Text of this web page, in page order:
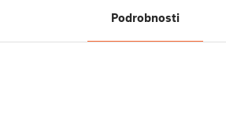
Podrobnosti